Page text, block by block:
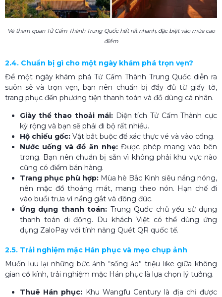
Vé tham quan Tử Cấm Thành Trung Quốc hết rất nhanh, đặc biệt vào mùa cao
điểm
2.4. Chuẩn bị gì cho một ngày khám phá trọn vẹn?
Để một ngày khám phá Tử Cấm Thành Trung Quốc diễn ra
suôn sẻ và trọn vẹn, bạn nên chuẩn bị đầy đủ từ giấy tờ,
trang phục đến phương tiện thanh toán và đồ dùng cá nhân.
Giày thể thao thoải mái: Diện tích Tử Cấm Thành cực
kỳ rộng và bạn sẽ phải đi bộ rất nhiều.
Hộ chiếu gốc: Vật bắt buộc để xác thực vé và vào cổng.
Nước uống và đồ ăn nhẹ: Được phép mang vào bên
trong. Bạn nên chuẩn bị sẵn vì không phải khu vực nào
cũng có điểm bán hàng.
Trang phục phù hợp: Mùa hè Bắc Kinh siêu nắng nóng,
nên mặc đồ thoáng mát, mang theo nón. Hạn chế đi
vào buổi trưa vì nắng gắt và đông đúc.
Ứng dụng thanh toán: Trung Quốc chủ yếu sử dụng
thanh toán di động. Du khách Việt có thể dùng ứng
dụng ZaloPay với tính năng Quét QR quốc tế.
2.5. Trải nghiệm mặc Hán phục và mẹo chụp ảnh
Muốn lưu lại những bức ảnh “sống ảo” triệu like giữa không
gian cổ kính, trải nghiệm mặc Hán phục là lựa chọn lý tưởng.
Thuê Hán phục: Khu Wangfu Century là địa chỉ được